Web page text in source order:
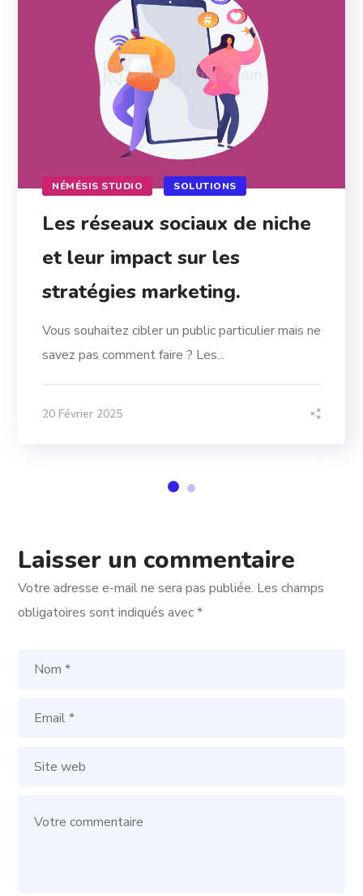
NÉMÉSIS STUDIO SOLUTIONS
Les réseaux sociaux de niche
et leur impact sur les
stratégies marketing.
Vous souhaitez cibler un public particulier mais ne
savez pas comment faire ? Les...
20 Février 2025
Laisser un commentaire
Votre adresse e-mail ne sera pas publiée. Les champs
obligatoires sont indiqués avec*